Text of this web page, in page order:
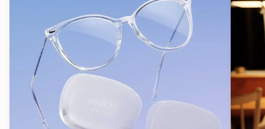
Als je bril je niet bevalt, heb je 30 dagen om hem
terug te sturen. Voor meer informatie,raadpleeg ons
retourbeleid